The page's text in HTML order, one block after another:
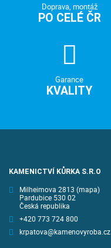
Doprava, montáž
PO CELÉ ČR
Garance
KVALITY
KAMENICTVÍ KŮRKA S.R.O
Milheimova 2813 (mapa)
Pardubice 530 02
Česká republika
+420 773 724 800
krpatova@kamenovyroba.cz